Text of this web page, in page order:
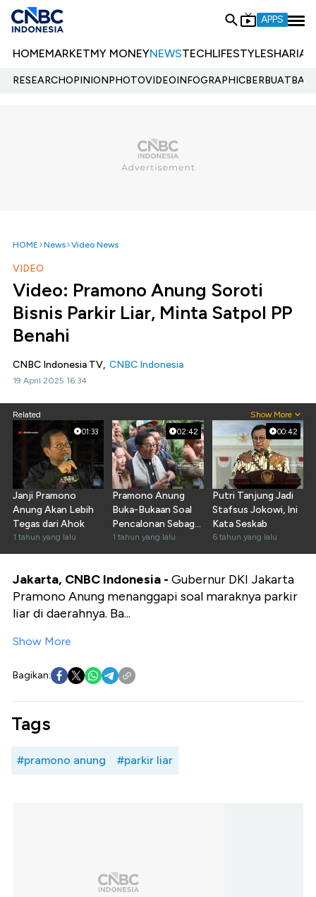
APPS
HOMEMARKETMY MONEYNEWSTECHLIFESTYLESHARIA
RESEARCHOPINIONPHOTOVIDEOINFOGRAPHIC
HOME News Video News
VIDEO
Video: Pramono Anung Soroti
Bisnis Parkir Liar, Minta Satpol PP
Benahi
CNBC Indonesia TV, CNBC Indonesia
19 April 2025 16:34
Related Show More
01:33
Janji Pramono
Anung Akan Lebih
Tegas dari Ahok
1 tahun yang lalu
02:42
Pramono Anung
Buka-Bukaan Soal
Pencalonan Sebagai
Cagub Jakarta
1 tahun yang lalu
00:42
Putri Tanjung Jadi
Stafsus Jokowi, Ini
Kata Seskab
6 tahun yang lalu
Jakarta, CNBC Indonesia - Gubernur DKI Jakarta
Pramono Anung menanggapi soal maraknya parkir
liar di daerahnya. Ba...
Show More
Bagikan:
Tags
#pramono anung #parkir liar